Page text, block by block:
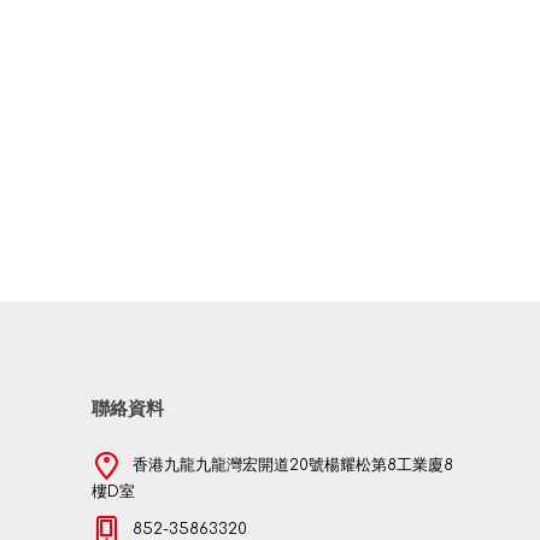
聯絡資料
香港九龍九龍灣宏開道20號楊耀松第8工業廈8
樓D室
852-35863320